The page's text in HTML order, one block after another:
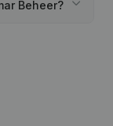
Beheer?